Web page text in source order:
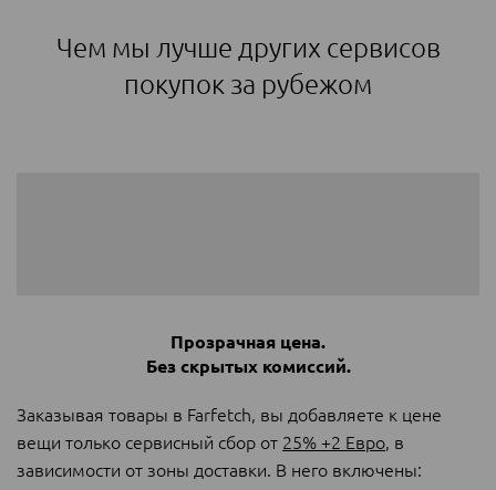
Чем мы лучше других сервисов
покупок за рубежом
Прозрачная цена.
Без скрытых комиссий.
Заказывая товары в Farfetch, вы добавляете к цене
вещи только сервисный сбор от 25% +2 Евро, в
зависимости от зоны доставки. В него включены: